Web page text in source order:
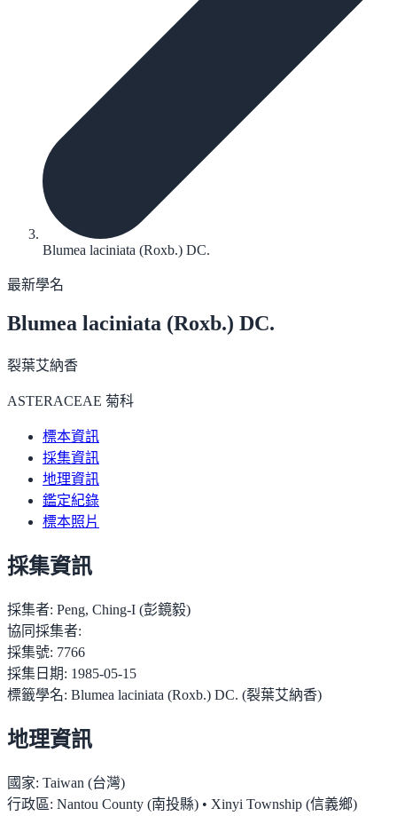
Blumea laciniata (Roxb.) DC.
最新學名
Blumea laciniata (Roxb.) DC.
裂葉艾納香
ASTERACEAE 菊科
標本資訊
採集資訊
地理資訊
鑑定紀錄
標本照片
採集資訊
採集者: Peng, Ching-I (彭鏡毅)
協同採集者:
採集號: 7766
採集日期: 1985-05-15
標籤學名: Blumea laciniata (Roxb.) DC. (裂葉艾納香)
地理資訊
國家: Taiwan (台灣)
行政區: Nantou County (南投縣) • Xinyi Township (信義鄉)